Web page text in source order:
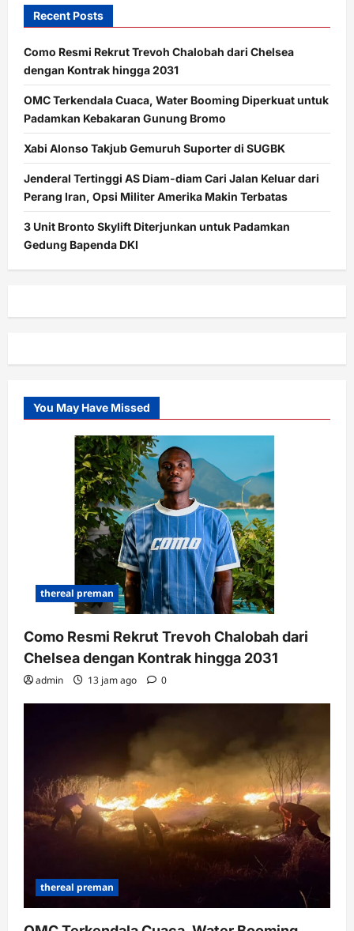
Recent Posts
Como Resmi Rekrut Trevoh Chalobah dari Chelsea
dengan Kontrak hingga 2031
OMC Terkendala Cuaca, Water Booming Diperkuat untuk
Padamkan Kebakaran Gunung Bromo
Xabi Alonso Takjub Gemuruh Suporter di SUGBK
Jenderal Tertinggi AS Diam-diam Cari Jalan Keluar dari
Perang Iran, Opsi Militer Amerika Makin Terbatas
3 Unit Bronto Skylift Diterjunkan untuk Padamkan
Gedung Bapenda DKI
You May Have Missed
thereal preman
Como Resmi Rekrut Trevoh Chalobah dari
Chelsea dengan Kontrak hingga 2031
admin 13 jam ago 0
thereal preman